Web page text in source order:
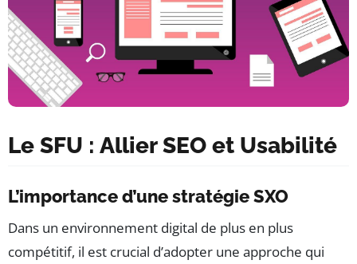
Le SFU : Allier SEO et Usabilité
L’importance d’une stratégie SXO
Dans un environnement digital de plus en plus
compétitif, il est crucial d’adopter une approche qui